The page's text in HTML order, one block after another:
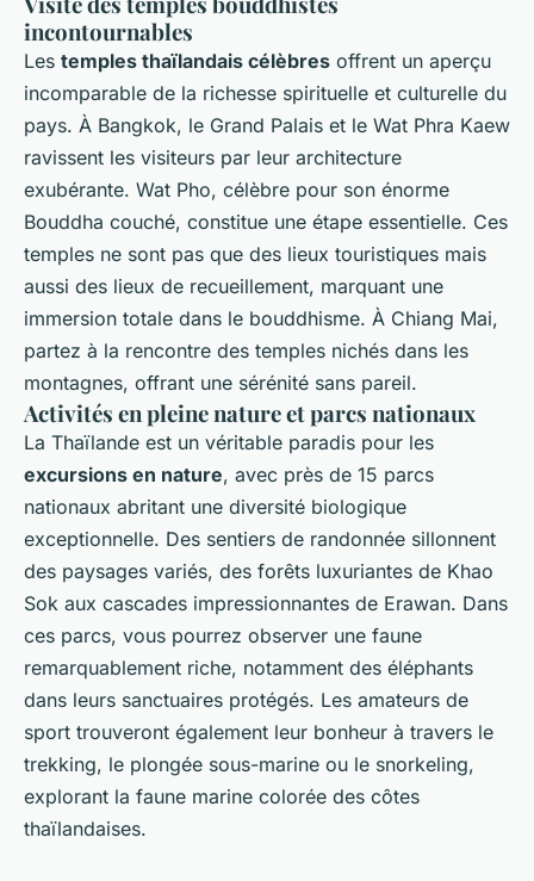
incontournables
Les temples thaïlandais célèbres offrent un aperçu
incomparable de la richesse spirituelle et culturelle du
pays. À Bangkok, le Grand Palais et le Wat Phra Kaew
ravissent les visiteurs par leur architecture
exubérante. Wat Pho, célèbre pour son énorme
Bouddha couché, constitue une étape essentielle. Ces
temples ne sont pas que des lieux touristiques mais
aussi des lieux de recueillement, marquant une
immersion totale dans le bouddhisme. À Chiang Mai,
partez à la rencontre des temples nichés dans les
montagnes, offrant une sérénité sans pareil.
Activités en pleine nature et parcs nationaux
La Thaïlande est un véritable paradis pour les
excursions en nature, avec près de 15 parcs
nationaux abritant une diversité biologique
exceptionnelle. Des sentiers de randonnée sillonnent
des paysages variés, des forêts luxuriantes de Khao
Sok aux cascades impressionnantes de Erawan. Dans
ces parcs, vous pourrez observer une faune
remarquablement riche, notamment des éléphants
dans leurs sanctuaires protégés. Les amateurs de
sport trouveront également leur bonheur à travers le
trekking, le plongée sous-marine ou le snorkeling,
explorant la faune marine colorée des côtes
thaïlandaises.